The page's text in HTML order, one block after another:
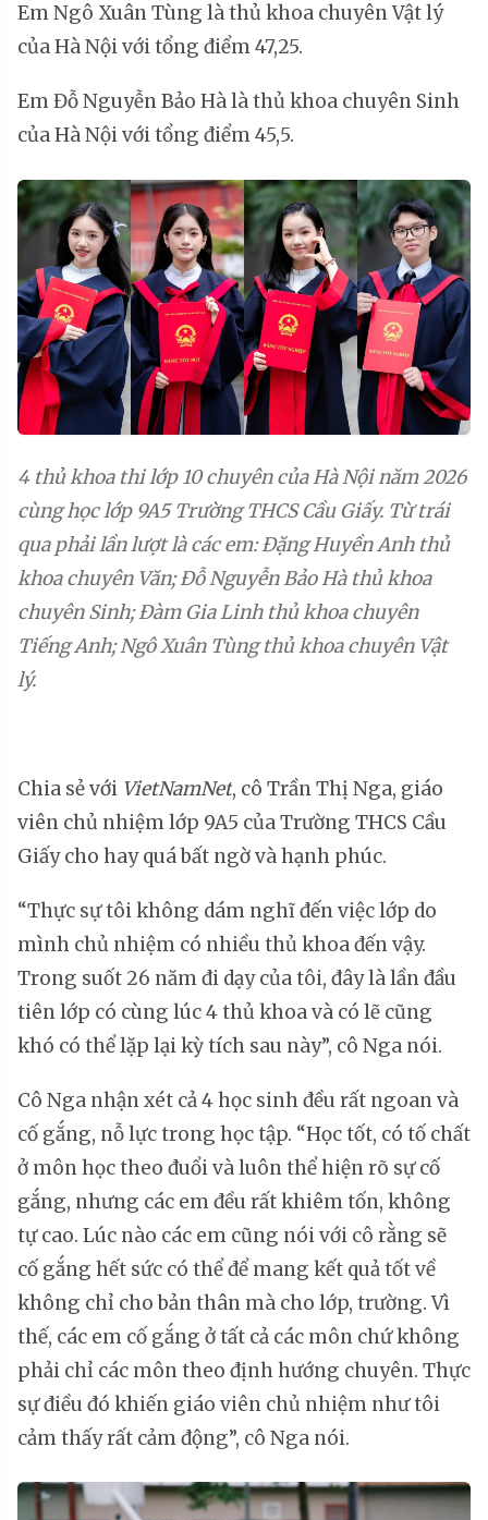
Em Ngô Xuân Tùng là thủ khoa chuyên Vật lý
của Hà Nội với tổng điểm 47,25.
Em Đỗ Nguyễn Bảo Hà là thủ khoa chuyên Sinh
của Hà Nội với tổng điểm 45,5.
4 thủ khoa thi lớp 10 chuyên của Hà Nội năm 2026
cùng học lớp 9A5 Trường THCS Cầu Giấy. Từ trái
qua phải lần lượt là các em: Đặng Huyền Anh thủ
khoa chuyên Văn; Đỗ Nguyễn Bảo Hà thủ khoa
chuyên Sinh; Đàm Gia Linh thủ khoa chuyên
Tiếng Anh; Ngô Xuân Tùng thủ khoa chuyên Vật
lý.
Chia sẻ với VietNamNet, cô Trần Thị Nga, giáo
viên chủ nhiệm lớp 9A5 của Trường THCS Cầu
Giấy cho hay quá bất ngờ và hạnh phúc.
“Thực sự tôi không dám nghĩ đến việc lớp do
mình chủ nhiệm có nhiều thủ khoa đến vậy.
Trong suốt 26 năm đi dạy của tôi, đây là lần đầu
tiên lớp có cùng lúc 4 thủ khoa và có lẽ cũng
khó có thể lặp lại kỳ tích sau này”, cô Nga nói.
Cô Nga nhận xét cả 4 học sinh đều rất ngoan và
cố gắng, nỗ lực trong học tập. “Học tốt, có tố chất
ở môn học theo đuổi và luôn thể hiện rõ sự cố
gắng, nhưng các em đều rất khiêm tốn, không
tự cao. Lúc nào các em cũng nói với cô rằng sẽ
cố gắng hết sức có thể để mang kết quả tốt về
không chỉ cho bản thân mà cho lớp, trường. Vì
thế, các em cố gắng ở tất cả các môn chứ không
phải chỉ các môn theo định hướng chuyên. Thực
sự điều đó khiến giáo viên chủ nhiệm như tôi
cảm thấy rất cảm động”, cô Nga nói.